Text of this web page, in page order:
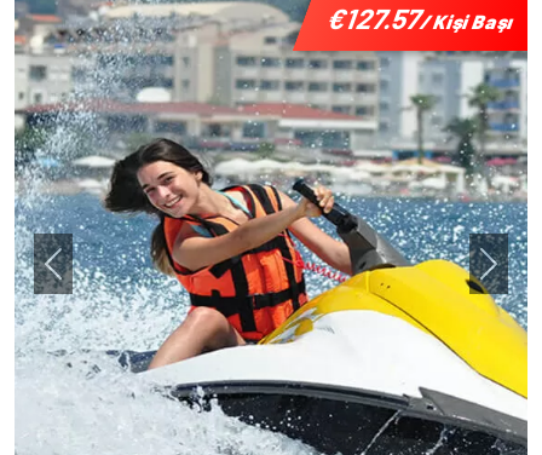
€127.57/ Kişi Başı
€127.57/ Kişi Başı
Previous Next